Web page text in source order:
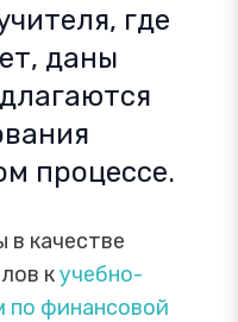
где
даны
процессе.
в качестве
кучебно-
по финансовой